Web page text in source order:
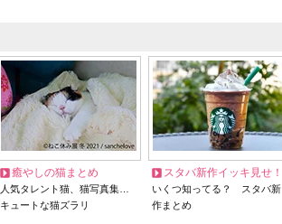
癒やしの猫まとめ
人気タレント猫、猫写真集…
キュートな猫ズラリ
スタバ新作イッキ見せ！
いくつ知ってる？ スタバ新
作まとめ